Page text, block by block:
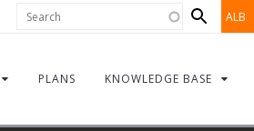
ALB
Search
form
PLANS KNOWLEDGE BASE